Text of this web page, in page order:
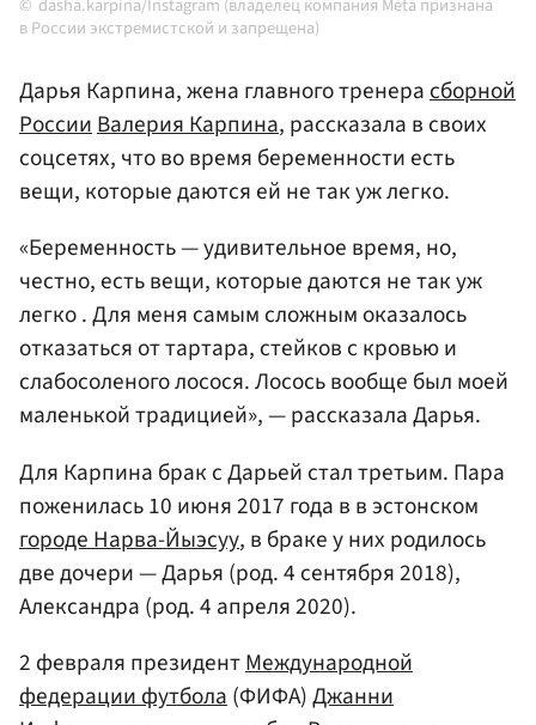
dasha.karpina/Instagram (владелец компания Meta признана
в России экстремистской и запрещена)
Дарья Карпина, жена главного тренерасборной
РоссииВалерия Карпина, рассказала в своих
соцсетях, что во время беременности есть
вещи, которые даются ей не так уж легко.
«Беременность — удивительное время, но,
честно, есть вещи, которые даются не так уж
легко . Для меня самым сложным оказалось
отказаться от тартара, стейков с кровью и
слабосоленого лосося. Лосось вообще был моей
маленькой традицией», — рассказала Дарья.
Для Карпина брак с Дарьей стал третьим. Пара
поженилась 10 июня 2017 года в в эстонском
городе Нарва-Йыэсуу, в браке у них родилось
две дочери — Дарья (род. 4 сентября 2018),
Александра (род. 4 апреля 2020).
2 февраля президентМеждународной
федерации футбола(ФИФА)Джанни